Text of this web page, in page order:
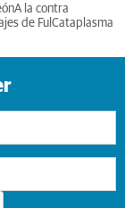
A la contra
de Ful Cataplasma